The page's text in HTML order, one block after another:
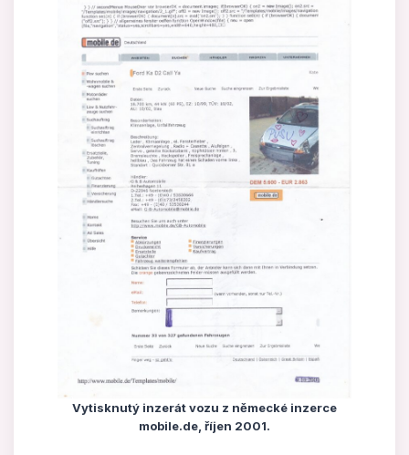
Vytisknutý inzerát vozu z německé inzerce
mobile.de, říjen 2001.